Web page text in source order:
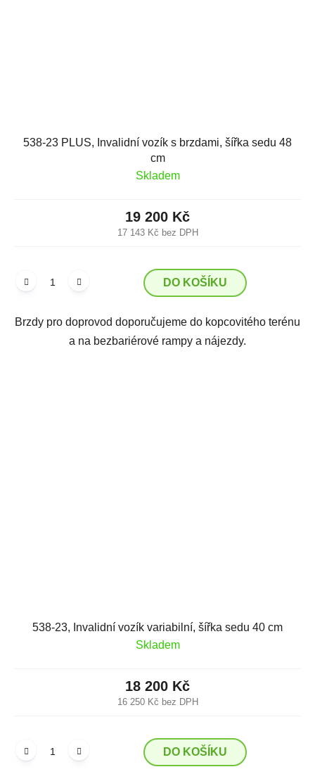
538-23 PLUS, Invalidní vozík s brzdami, šířka sedu 48
cm
Skladem
17 143 Kč bez DPH
19 200 Kč
DO KOŠÍKU
Brzdy pro doprovod doporučujeme do kopcovitého terénu
a na bezbariérové rampy a nájezdy.
538-23, Invalidní vozík variabilní, šířka sedu 40 cm
Skladem
16 250 Kč bez DPH
18 200 Kč
DO KOŠÍKU